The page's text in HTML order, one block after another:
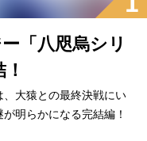
「八咫烏シリ
大猿との最終決戦にい
明らかになる完結編！